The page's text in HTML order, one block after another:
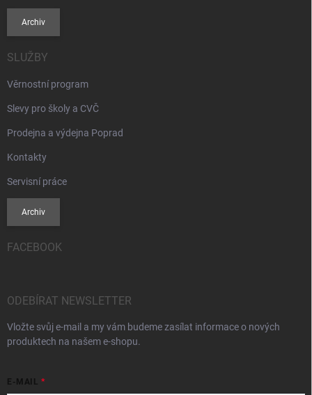
Archiv
SLUŽBY
Věrnostní program
Slevy pro školy a CVČ
Prodejna a výdejna Poprad
Kontakty
Servisní práce
Archiv
FACEBOOK
ODEBÍRAT NEWSLETTER
Vložte svůj e-mail a my vám budeme zasílat informace o nových
produktech na našem e-shopu.
E-MAIL